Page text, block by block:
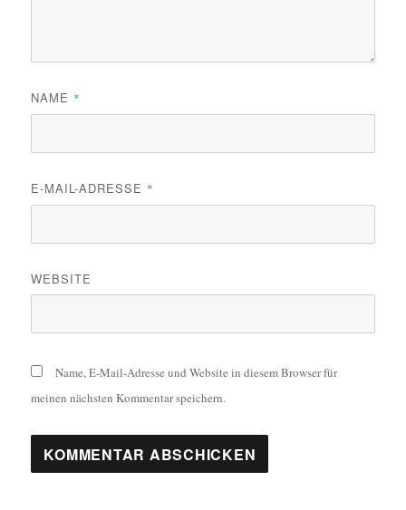
NAME *
E-MAIL-ADRESSE *
WEBSITE
Name, E-Mail-Adresse und Website in diesem Browser für
meinen nächsten Kommentar speichern.